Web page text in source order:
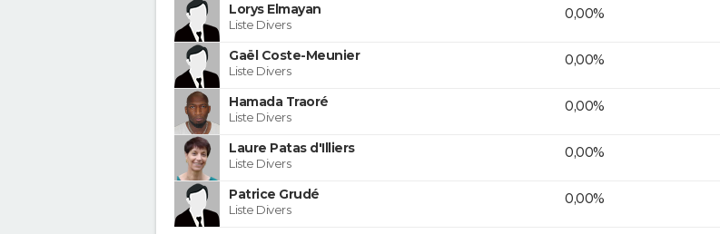
Lorys Elmayan
Liste Divers
0,00%
Gaël Coste-Meunier
Liste Divers
0,00%
Hamada Traoré
Liste Divers
0,00%
Laure Patas d'Illiers
Liste Divers
0,00%
Patrice Grudé
Liste Divers
0,00%